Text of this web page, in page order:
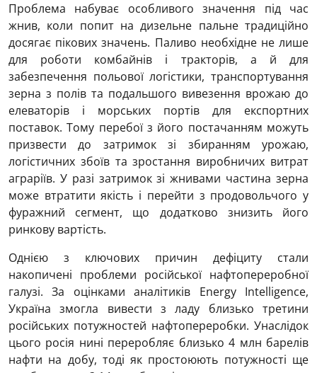
Проблема набуває особливого значення під час
жнив, коли попит на дизельне пальне традиційно
досягає пікових значень. Паливо необхідне не лише
для роботи комбайнів і тракторів, а й для
забезпечення польової логістики, транспортування
зерна з полів та подальшого вивезення врожаю до
елеваторів і морських портів для експортних
поставок. Тому перебої з його постачанням можуть
призвести до затримок зі збиранням урожаю,
логістичних збоїв та зростання виробничих витрат
аграріїв. У разі затримок зі жнивами частина зерна
може втратити якість і перейти з продовольчого у
фуражний сегмент, що додатково знизить його
ринкову вартість.
Однією з ключових причин дефіциту стали
накопичені проблеми російської нафтопереробної
галузі. За оцінками аналітиків Energy Intelligence,
Україна змогла вивести з ладу близько третини
російських потужностей нафтопереробки. Унаслідок
цього росія нині переробляє близько 4 млн барелів
нафти на добу, тоді як простоюють потужності ще